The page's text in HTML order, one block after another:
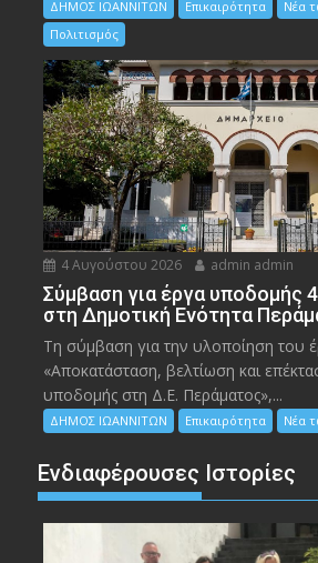
ΔΗΜΟΣ ΙΩΑΝΝΙΤΩΝ Επικαιρότητα
Νέα
Πολιτισμός
4 Αυγούστου 2026 admin admin
Σύμβαση για έργα υποδομής
στη Δημοτική Ενότητα
Τη σύμβαση για την υλοποίηση του
«Αποκατάσταση, βελτίωση και
υποδομής στη Δ.Ε. Περάματος»,...
ΔΗΜΟΣ ΙΩΑΝΝΙΤΩΝ Επικαιρότητα Νέα
Ενδιαφέρουσες Ιστορίες